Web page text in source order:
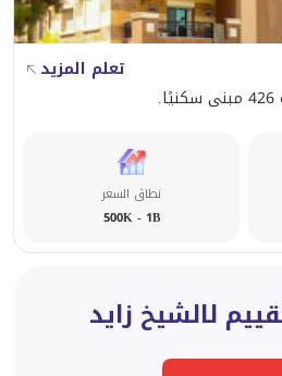
تعلم المزيد
نطاق السعر
500K - 1B
لالشيخ زايد